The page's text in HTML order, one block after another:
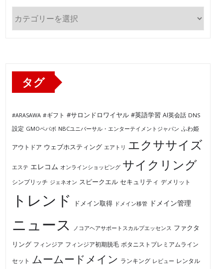
テ
タグ
#ARASAWA #ギフト #サロンドロワイヤル #英語学習 AI英会話 DNS
設定 GMOペパボ NBCユニバーサル・エンターテイメントジャパン ふわ姫
アウトドア ウェブホスティング エアトリ エクササイズ
エステ エレコム オンラインショッピング サイクリング
シンプリッチ ジェネオン スピークエル セキュリティ デメリット
トレンド ドメイン取得 ドメイン移管 ドメイン管理
ニュース ノコアヘアサポートスカルプエッセンス ファクタ
リング フィンジア フィンジア初期脱毛 ボタニストプレミアムライン
セット ムームードメイン ランキング レビュー レンタル